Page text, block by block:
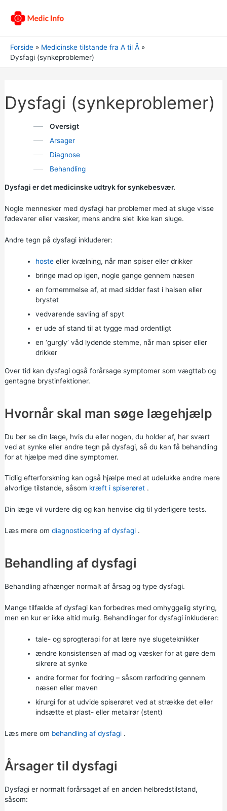
Forside
Medicinske tilstande fra A til Å
Dysfagi (synkeproblemer)
Dysfagi (synkeproblemer)
Oversigt
Arsager
Diagnose
Behandling
Dysfagi er det medicinske udtryk for synkebesvær.
Nogle mennesker med dysfagi har problemer med at sluge visse
fødevarer eller væsker, mens andre slet ikke kan sluge.
Andre tegn på dysfagi inkluderer:
hosteeller kvælning, når man spiser eller drikker
bringe mad op igen, nogle gange gennem næsen
en fornemmelse af, at mad sidder fast i halsen eller
brystet
vedvarende savling af spyt
er ude af stand til at tygge mad ordentligt
en ‘gurgly’ våd lydende stemme, når man spiser eller
drikker
Over tid kan dysfagi også forårsage symptomer som vægttab og
gentagne brystinfektioner.
Hvornår skal man søge lægehjælp
Du bør se din læge, hvis du eller nogen, du holder af, har svært
ved at synke eller andre tegn på dysfagi, så du kan få behandling
for at hjælpe med dine symptomer.
Tidlig efterforskning kan også hjælpe med at udelukke andre mere
alvorlige tilstande, såsom kræft i spiserøret.
Din læge vil vurdere dig og kan henvise dig til yderligere tests.
Læs mere om diagnosticering af dysfagi.
Behandling af dysfagi
Behandling afhænger normalt af årsag og type dysfagi.
Mange tilfælde af dysfagi kan forbedres med omhyggelig styring,
men en kur er ikke altid mulig. Behandlinger for dysfagi inkluderer:
tale- og sprogterapi for at lære nye slugeteknikker
ændre konsistensen af mad og væsker for at gøre dem
sikrere at synke
andre former for fodring – såsom rørfodring gennem
næsen eller maven
kirurgi for at udvide spiserøret ved at strække det eller
indsætte et plast- eller metalrør (stent)
Læs mere om behandling af dysfagi.
Årsager til dysfagi
Dysfagi er normalt forårsaget af en anden helbredstilstand,
såsom: